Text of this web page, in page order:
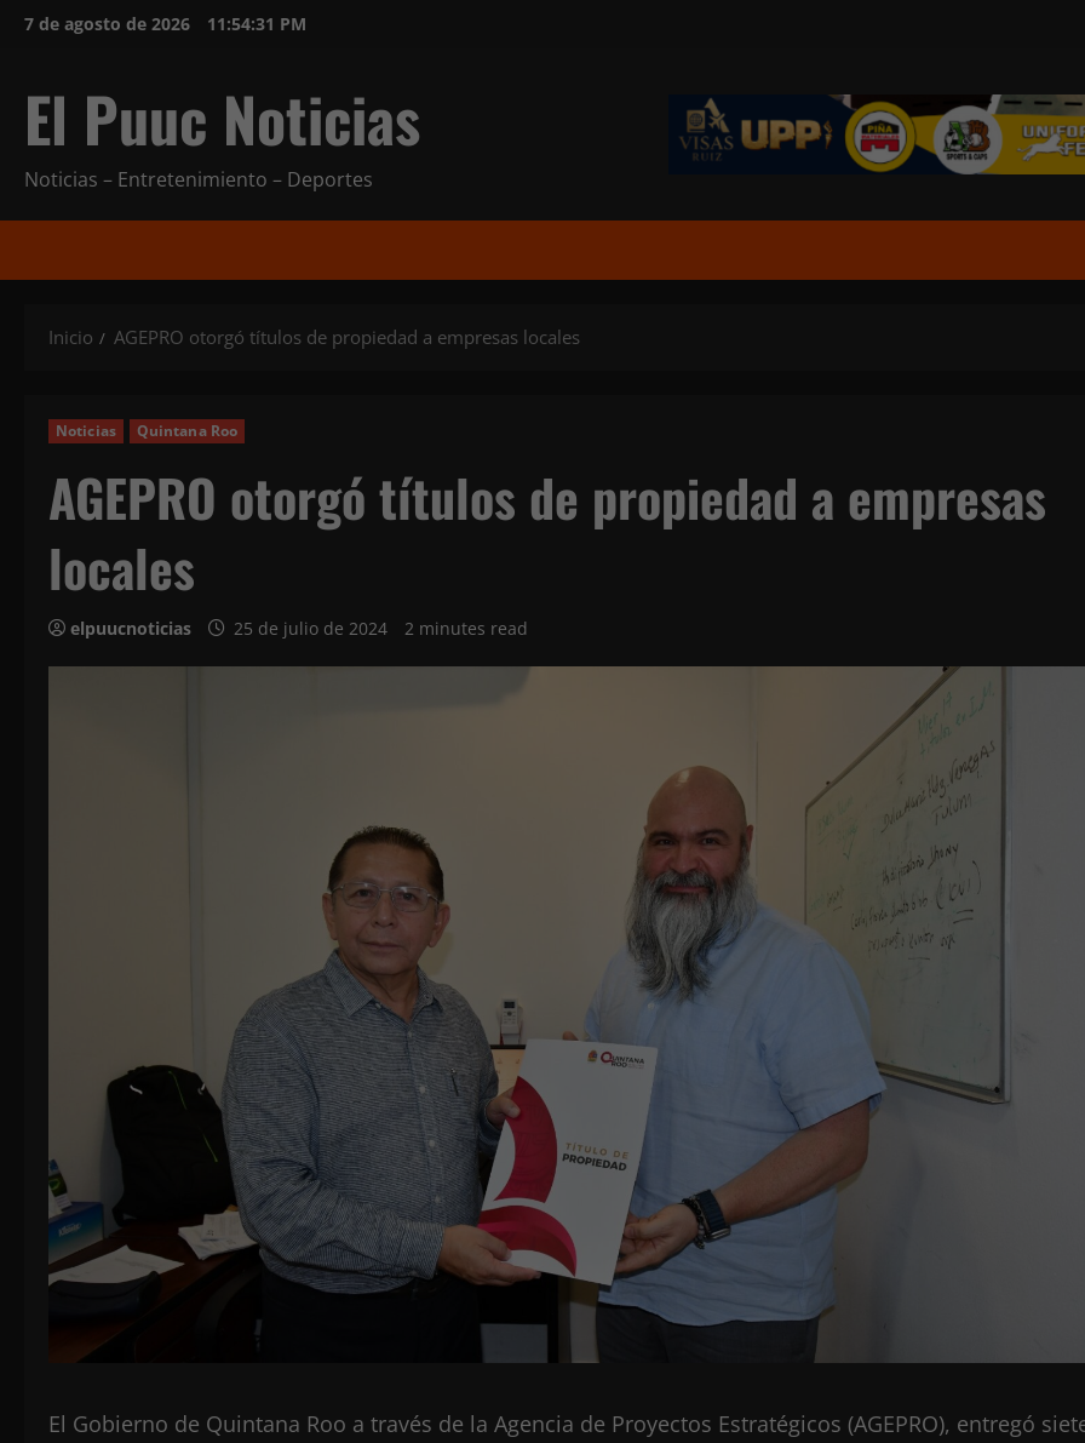
Saltar7 de agosto de 2026 11:54:32 PM
El Puuc Noticias
Noticias – Entretenimiento – Deportes
Inicio AGEPRO otorgó títulos de propiedad a empresas locales
Noticias Quintana Roo
AGEPRO otorgó títulos de propiedad a empresas
locales
elpuucnoticias 25 de julio de 2024 2 minutes read
El Gobierno de Quintana Roo a través de la Agencia de Proyectos Estratégicos (AGEPRO), entregó